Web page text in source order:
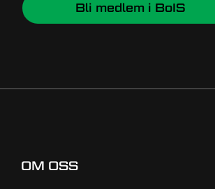
Bli medlem i BoIS
OM OSS